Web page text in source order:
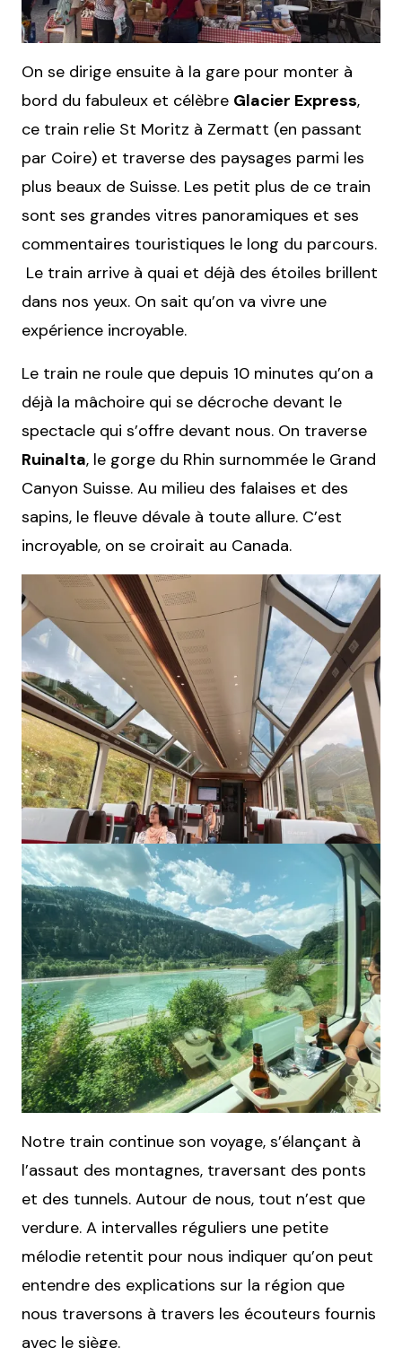
On se dirige ensuite à la gare pour monter à
bord du fabuleux et célèbre Glacier Express,
ce train relie St Moritz à Zermatt (en passant
par Coire) et traverse des paysages parmi les
plus beaux de Suisse. Les petit plus de ce train
sont ses grandes vitres panoramiques et ses
commentaires touristiques le long du parcours.
Le train arrive à quai et déjà des étoiles brillent
dans nos yeux. On sait qu’on va vivre une
expérience incroyable.
Le train ne roule que depuis 10 minutes qu’on a
déjà la mâchoire qui se décroche devant le
spectacle qui s’offre devant nous. On traverse
Ruinalta, le gorge du Rhin surnommée le Grand
Canyon Suisse. Au milieu des falaises et des
sapins, le fleuve dévale à toute allure. C’est
incroyable, on se croirait au Canada.
Notre train continue son voyage, s’élançant à
l’assaut des montagnes, traversant des ponts
et des tunnels. Autour de nous, tout n’est que
verdure. A intervalles réguliers une petite
mélodie retentit pour nous indiquer qu’on peut
entendre des explications sur la région que
nous traversons à travers les écouteurs fournis
avec le siège.